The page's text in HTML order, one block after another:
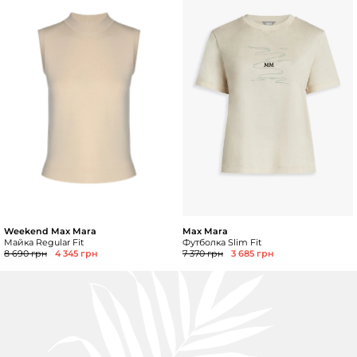
Weekend Max Mara
Майка Regular Fit
8 690 грн
4 345 грн
Max Mara
Футболка Slim Fit
7 370 грн
3 685 грн